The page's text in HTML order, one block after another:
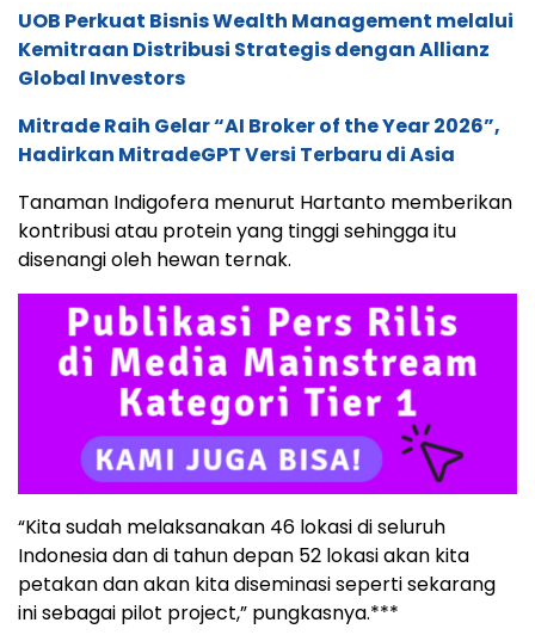
UOB Perkuat Bisnis Wealth Management melalui
Kemitraan Distribusi Strategis dengan Allianz
Global Investors
Mitrade Raih Gelar “AI Broker of the Year 2026”,
Hadirkan MitradeGPT Versi Terbaru di Asia
Tanaman Indigofera menurut Hartanto memberikan
kontribusi atau protein yang tinggi sehingga itu
disenangi oleh hewan ternak.
“Kita sudah melaksanakan 46 lokasi di seluruh
Indonesia dan di tahun depan 52 lokasi akan kita
petakan dan akan kita diseminasi seperti sekarang
ini sebagai pilot project,” pungkasnya.***